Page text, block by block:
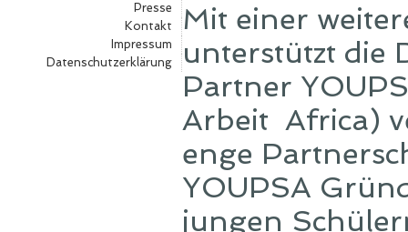
Presse
Kontakt
Impressum
Datenschutzerklärung
Mit einer
unterstützt die
Partner
Arbeit Africa)
enge
YOUPSA
jungen